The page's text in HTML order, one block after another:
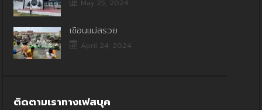
May 25, 2024
เขื่อนแม่สรวย
April 24, 2024
ติดตามเราทางเฟสบุค